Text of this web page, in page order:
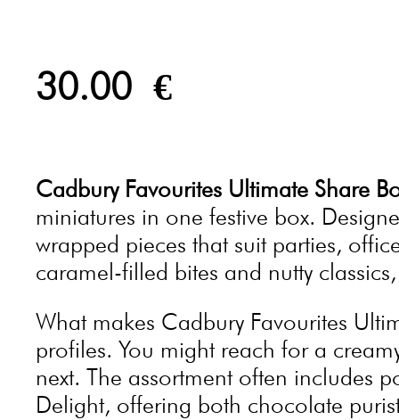
30.00 €
Cadbury Favourites Ultimate Share
miniatures in one festive box.
wrapped pieces that suit parties,
caramel-filled bites and nutty
What makes Cadbury Favourites
profiles. You might reach for a
next. The assortment often includes
Delight, offering both chocolate